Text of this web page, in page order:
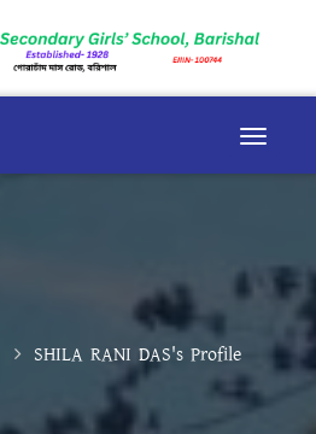
SHILA RANI DAS's Profile